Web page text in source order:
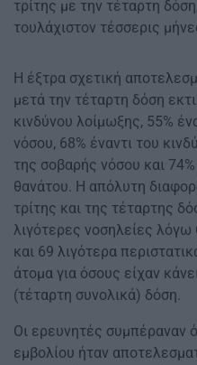
τρίτης με την τέταρτη
τουλάχιστον τέσσερις
Η έξτρα σχετική
μετά την τέταρτη δόση
κινδύνου λοίμωξης, 55%
νόσου, 68% έναντι του
της σοβαρής νόσου και
θανάτου. Η απόλυτη
τρίτης και της τέταρτης
λιγότερες νοσηλείες
και 69 λιγότερα
άτομα για όσους είχαν
(τέταρτη συνολικά) δόση.
Οι ερευνητές συμπέραναν
εμβολίου ήταν